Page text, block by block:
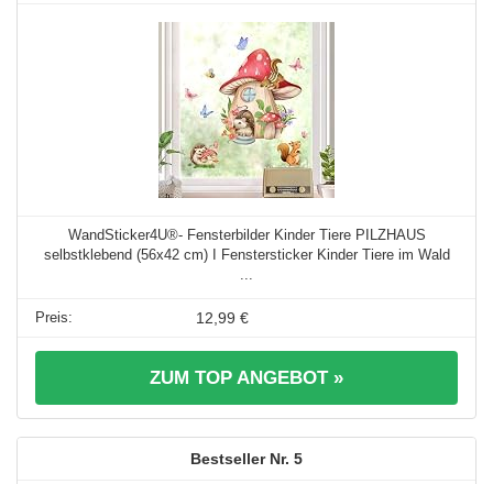
WandSticker4U®- Fensterbilder Kinder Tiere PILZHAUS
selbstklebend (56x42 cm) I Fenstersticker Kinder Tiere im Wald
...
12,99 €
ZUM TOP ANGEBOT »
5